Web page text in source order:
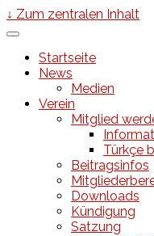
↓ Zum zentralen Inhalt
Startseite
News
Medien
Verein
Mitglied
Türkçe
Beitragsinfos
Downloads
Kündigung
Satzung